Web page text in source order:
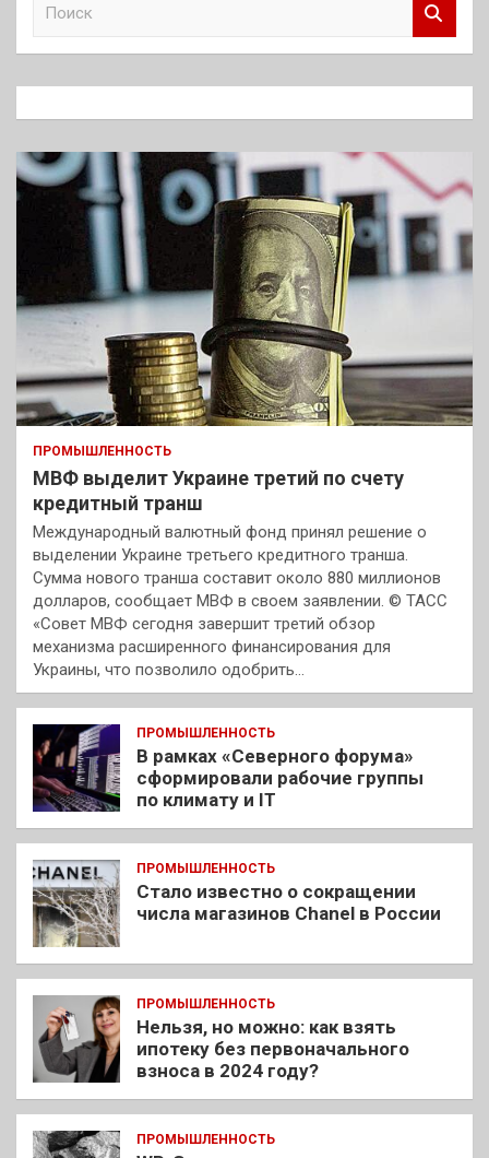
к
ПРОМЫШЛЕННОСТЬ
МВФ выделит Украине третий по счету
кредитный транш
Международный валютный фонд принял решение о
выделении Украине третьего кредитного транша.
Сумма нового транша составит около 880 миллионов
долларов, сообщает МВФ в своем заявлении. © ТАСС
«Совет МВФ сегодня завершит третий обзор
механизма расширенного финансирования для
Украины, что позволило одобрить…
ПРОМЫШЛЕННОСТЬ
В рамках «Северного форума»
сформировали рабочие группы
по климату и IT
ПРОМЫШЛЕННОСТЬ
Стало известно о сокращении
числа магазинов Chanel в России
ПРОМЫШЛЕННОСТЬ
Нельзя, но можно: как взять
ипотеку без первоначального
взноса в 2024 году?
ПРОМЫШЛЕННОСТЬ